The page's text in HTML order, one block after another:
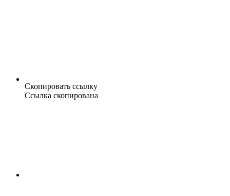
Скопировать ссылку
Ссылка скопирована